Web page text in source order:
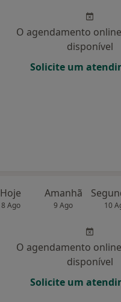
O agendamento
disponível
Solicite um
Hoje
8 Ago
Amanhã
9 Ago 10
O agendamento
disponível
Solicite um